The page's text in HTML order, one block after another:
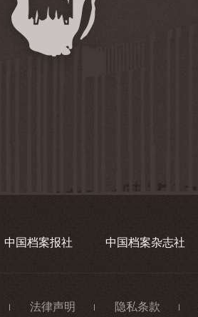
中国档案报社 中国档案杂志社
法律声明 隐私条款